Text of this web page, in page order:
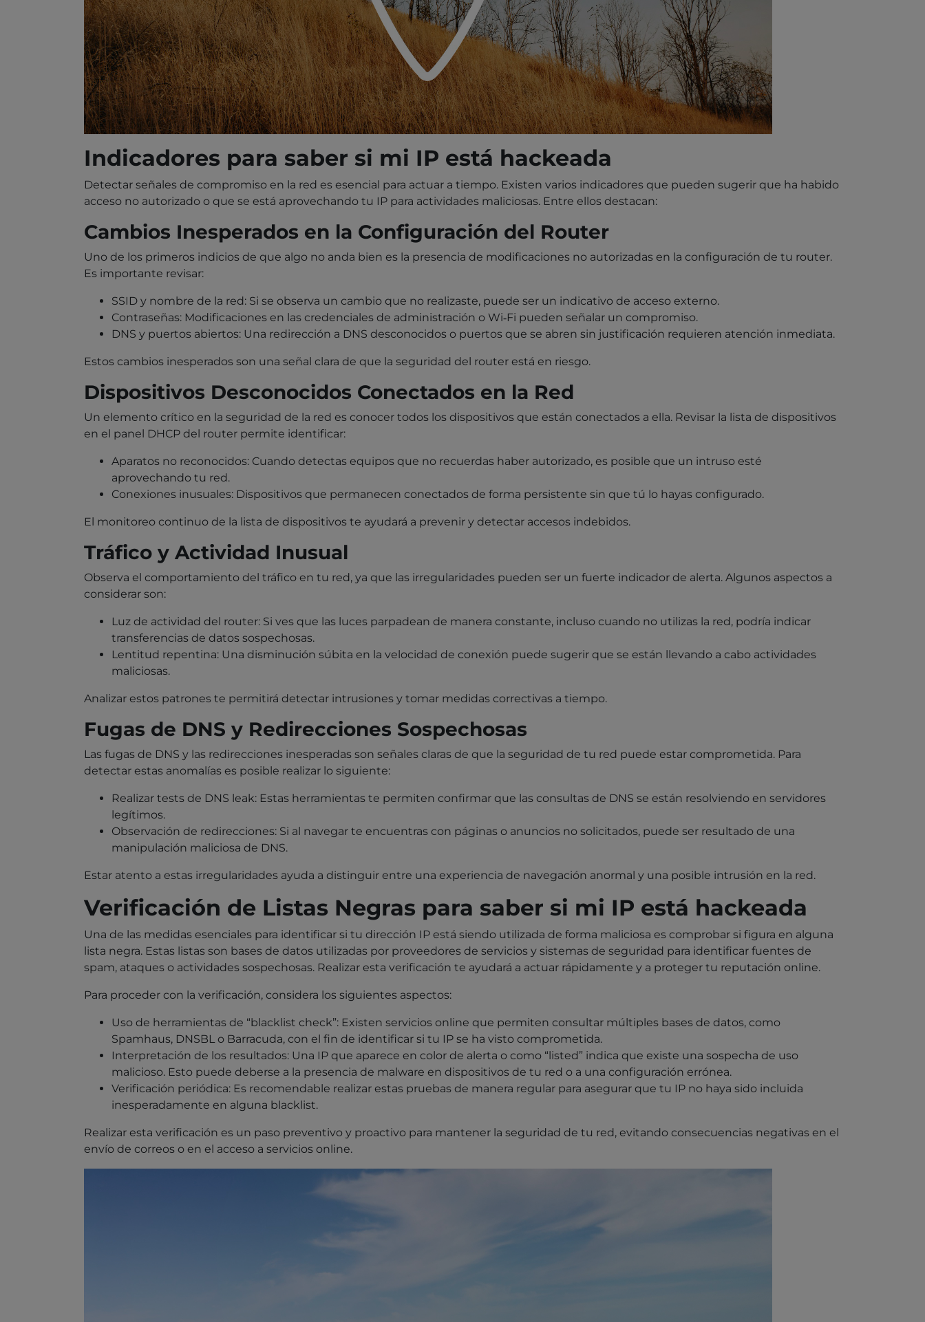
Indicadores para saber si mi IP está hackeada
Detectar señales de compromiso en la red es esencial para actuar a tiempo. Existen varios indicadores que pueden sugerir que ha habido
acceso no autorizado o que se está aprovechando tu IP para actividades maliciosas. Entre ellos destacan:
Cambios Inesperados en la Configuración del Router
Uno de los primeros indicios de que algo no anda bien es la presencia de modificaciones no autorizadas en la configuración de tu router.
Es importante revisar:
SSID y nombre de la red: Si se observa un cambio que no realizaste, puede ser un indicativo de acceso externo.
Contraseñas: Modificaciones en las credenciales de administración o Wi‑Fi pueden señalar un compromiso.
DNS y puertos abiertos: Una redirección a DNS desconocidos o puertos que se abren sin justificación requieren atención inmediata.
Estos cambios inesperados son una señal clara de que la seguridad del router está en riesgo.
Dispositivos Desconocidos Conectados en la Red
Un elemento crítico en la seguridad de la red es conocer todos los dispositivos que están conectados a ella. Revisar la lista de dispositivos
en el panel DHCP del router permite identificar:
Aparatos no reconocidos: Cuando detectas equipos que no recuerdas haber autorizado, es posible que un intruso esté
aprovechando tu red.
Conexiones inusuales: Dispositivos que permanecen conectados de forma persistente sin que tú lo hayas configurado.
El monitoreo continuo de la lista de dispositivos te ayudará a prevenir y detectar accesos indebidos.
Tráfico y Actividad Inusual
Observa el comportamiento del tráfico en tu red, ya que las irregularidades pueden ser un fuerte indicador de alerta. Algunos aspectos a
considerar son:
Luz de actividad del router: Si ves que las luces parpadean de manera constante, incluso cuando no utilizas la red, podría indicar
transferencias de datos sospechosas.
Lentitud repentina: Una disminución súbita en la velocidad de conexión puede sugerir que se están llevando a cabo actividades
maliciosas.
Analizar estos patrones te permitirá detectar intrusiones y tomar medidas correctivas a tiempo.
Fugas de DNS y Redirecciones Sospechosas
Las fugas de DNS y las redirecciones inesperadas son señales claras de que la seguridad de tu red puede estar comprometida. Para
detectar estas anomalías es posible realizar lo siguiente:
Realizar tests de DNS leak: Estas herramientas te permiten confirmar que las consultas de DNS se están resolviendo en servidores
legítimos.
Observación de redirecciones: Si al navegar te encuentras con páginas o anuncios no solicitados, puede ser resultado de una
manipulación maliciosa de DNS.
Estar atento a estas irregularidades ayuda a distinguir entre una experiencia de navegación anormal y una posible intrusión en la red.
Verificación de Listas Negras para saber si mi IP está hackeada
Una de las medidas esenciales para identificar si tu dirección IP está siendo utilizada de forma maliciosa es comprobar si figura en alguna
lista negra. Estas listas son bases de datos utilizadas por proveedores de servicios y sistemas de seguridad para identificar fuentes de
spam, ataques o actividades sospechosas. Realizar esta verificación te ayudará a actuar rápidamente y a proteger tu reputación online.
Para proceder con la verificación, considera los siguientes aspectos:
Uso de herramientas de “blacklist check”: Existen servicios online que permiten consultar múltiples bases de datos, como
Spamhaus, DNSBL o Barracuda, con el fin de identificar si tu IP se ha visto comprometida.
Interpretación de los resultados: Una IP que aparece en color de alerta o como “listed” indica que existe una sospecha de uso
malicioso. Esto puede deberse a la presencia de malware en dispositivos de tu red o a una configuración errónea.
Verificación periódica: Es recomendable realizar estas pruebas de manera regular para asegurar que tu IP no haya sido incluida
inesperadamente en alguna blacklist.
Realizar esta verificación es un paso preventivo y proactivo para mantener la seguridad de tu red, evitando consecuencias negativas en el
envío de correos o en el acceso a servicios online.